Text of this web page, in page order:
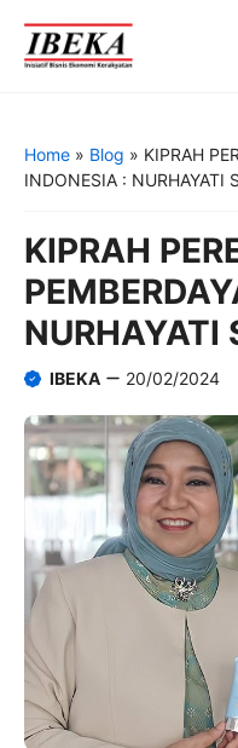
content
Home » Blog » KIPRAH
INDONESIA : NURHAYATI
KIPRAH
NURHAYATI
IBEKA 20/02/2024